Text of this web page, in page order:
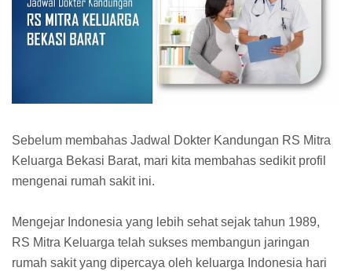
Sebelum membahas Jadwal Dokter Kandungan RS Mitra
Keluarga Bekasi Barat, mari kita membahas sedikit profil
mengenai rumah sakit ini.
Mengejar Indonesia yang lebih sehat sejak tahun 1989,
RS Mitra Keluarga telah sukses membangun jaringan
rumah sakit yang dipercaya oleh keluarga Indonesia hari